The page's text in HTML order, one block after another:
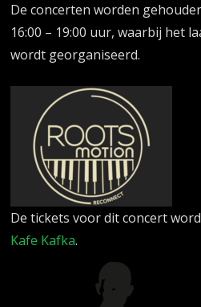
De concerten worden
16:00 – 19:00 uur, waarbij het
wordt georganiseerd.
De tickets voor dit concert
Kafe Kafka.